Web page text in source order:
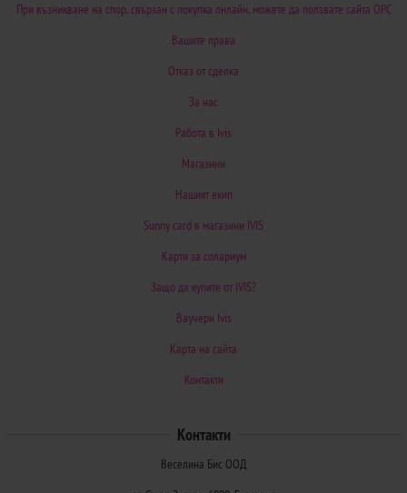
При възникване на спор, свързан с покупка онлайн, можете да ползвате сайта ОРС
Вашите права
Отказ от сделка
За нас
Работа в Ivis
Магазини
Нашият екип
Sunny card в магазини IVIS
Карти за солариум
Защо да купите от IVIS?
Ваучери Ivis
Карта на сайта
Контакти
Контакти
Веселина Бис ООД